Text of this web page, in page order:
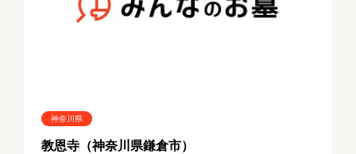
神奈川県
教恩寺（神奈川県鎌倉市）